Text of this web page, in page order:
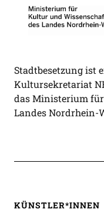
Stadtbesetzung ist
Kultursekretariat
das Ministerium
Landes Nordrhein-
KÜNSTLER*INNEN